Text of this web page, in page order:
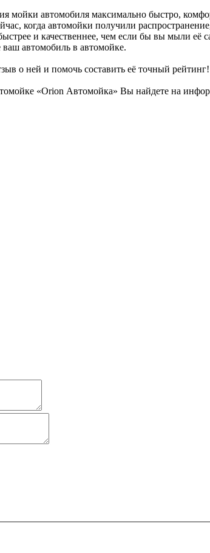
автомобиля максимально быстро,
когда автомойки получили
и качественнее, чем если бы вы мыли её
автомобиль в автомойке.
о ней и помочь составить её точный рейтинг!
«Orion Автомойка» Вы найдете на